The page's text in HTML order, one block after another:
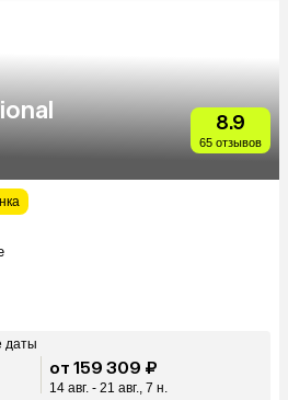
8.9
65 отзывов
даты
от 159 309 ₽
14 авг. - 21 авг., 7 н.